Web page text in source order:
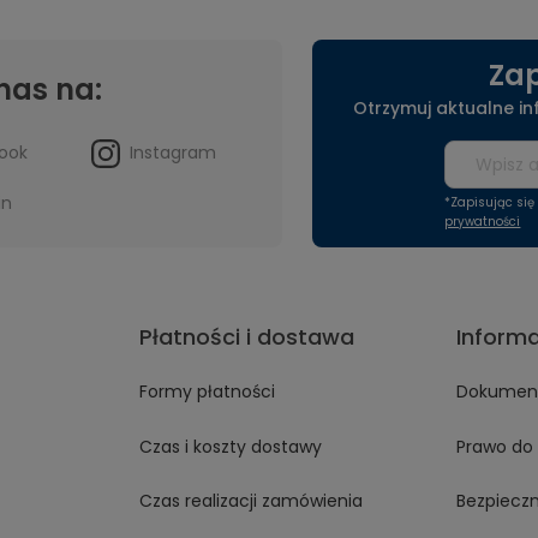
na:
Instagram
Otrzymuj aktualne
*Zapisując
prywatności
Płatności i dostawa
Formy płatności
Czas i koszty dostawy
Czas realizacji zamówienia
Prawo